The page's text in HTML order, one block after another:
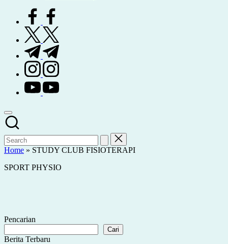
facebook.com
twitter.com
t.me
instagram.com
youtube.com
Home » STUDY CLUB FISIOTERAPI
SPORT PHYSIO
Pencarian
Cari
Berita Terbaru